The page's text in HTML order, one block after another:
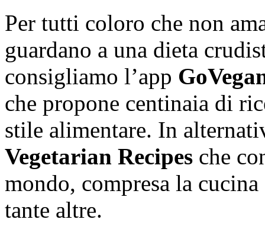
Per tutti coloro che non
guardano a una dieta
consigliamo l’app
che propone centinaia di
stile alimentare. In
Vegetarian Recipes che
mondo, compresa la
tante altre.